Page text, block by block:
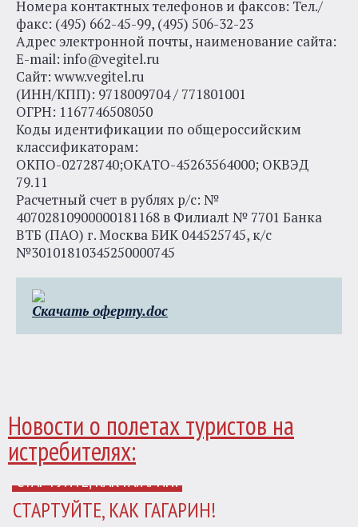
Номера контактных телефонов и факсов: Тел./
факс: (495) 662-45-99, (495) 506-32-23
Адрес электронной почты, наименование сайта:
E-mail: info@vegitel.ru
Сайт: www.vegitel.ru
(ИНН/КПП): 9718009704 / 771801001
ОГРН: 1167746508050
Коды идентификации по общероссийским
классификаторам:
ОКПО-02728740;ОКАТО-45263564000; ОКВЭД
79.11
Расчетный счет в рублях р/с: №
40702810900000181168 в Филиалt № 7701 Банка
ВТБ (ПАО) г. Москва БИК 044525745, к/с
№30101810345250000745
Скачать оферту.doc
Новости о полетах туристов на
истребителях:
СТАРТУЙТЕ, КАК ГАГАРИН!
СТАРТУЙТЕ, КАК ГАГАРИН!